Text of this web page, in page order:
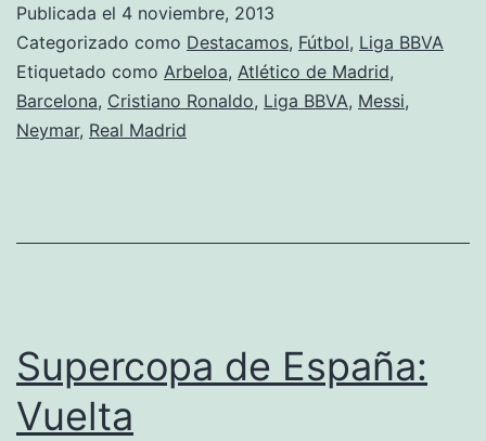
12
Publicada el 4 noviembre, 2013
Categorizado como Destacamos, Fútbol, Liga BBVA
Etiquetado como Arbeloa, Atlético de Madrid,
Barcelona, Cristiano Ronaldo, Liga BBVA, Messi,
Neymar, Real Madrid
Supercopa de España:
Vuelta